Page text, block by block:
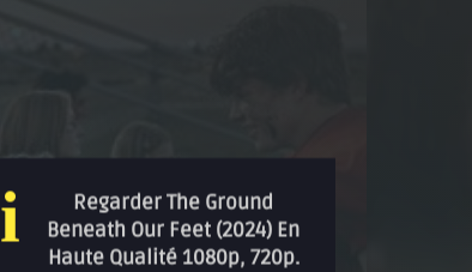
i
Regarder The Ground
Beneath Our Feet (2024) En
Haute Qualité 1080p, 720p.